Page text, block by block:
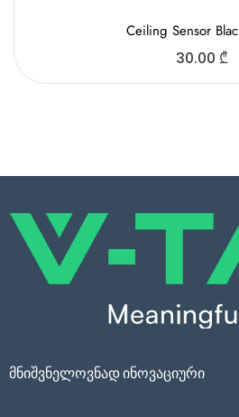
Ceiling Sensor
30.00 ₾
მნიშვნელოვნად ინოვაციური